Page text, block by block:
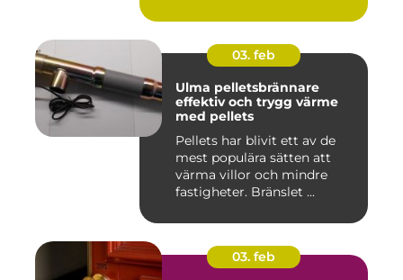
03. feb
Ulma pelletsbrännare
effektiv och trygg värme
med pellets
Pellets har blivit ett av de
mest populära sätten att
värma villor och mindre
fastigheter. Bränslet ...
03. feb